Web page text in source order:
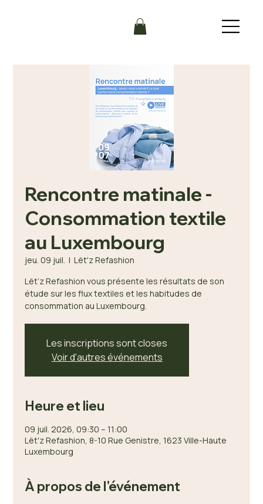
Rencontre matinale -
Consommation textile
au Luxembourg
jeu. 09 juil.
  |
Lët'z Refashion
Lët’z Refashion vous présente les résultats de son
étude sur les flux textiles et les habitudes de
consommation au Luxembourg.
Les inscriptions sont closes
Voir d'autres événements
Heure et lieu
09 juil. 2026, 09:30 – 11:00
Lët'z Refashion, 8-10 Rue Genistre, 1623 Ville-Haute
Luxembourg
À propos de l'événement